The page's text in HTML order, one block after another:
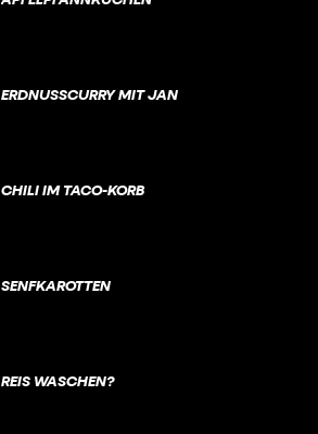
ERDNUSSCURRY MIT JAN
CHILI IM TACO-KORB
SENFKAROTTEN
REIS WASCHEN?